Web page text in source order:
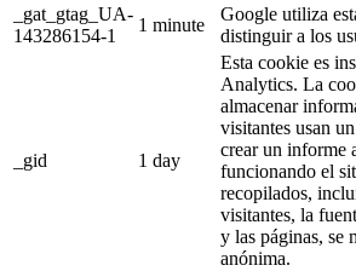
_gat_gtag_UA-
143286154-1
1 minute
Google utiliza
distinguir a los
_gid 1 day
Esta cookie es
Analytics. La
almacenar
visitantes usan
crear un informe
funcionando el
recopilados,
visitantes, la
y las páginas, se
anónima.